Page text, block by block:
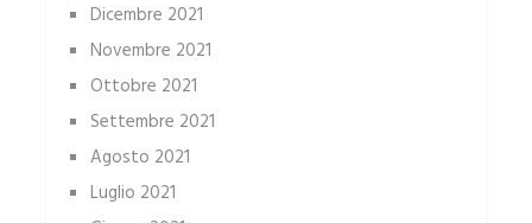
Dicembre 2021
Novembre 2021
Ottobre 2021
Settembre 2021
Agosto 2021
Luglio 2021